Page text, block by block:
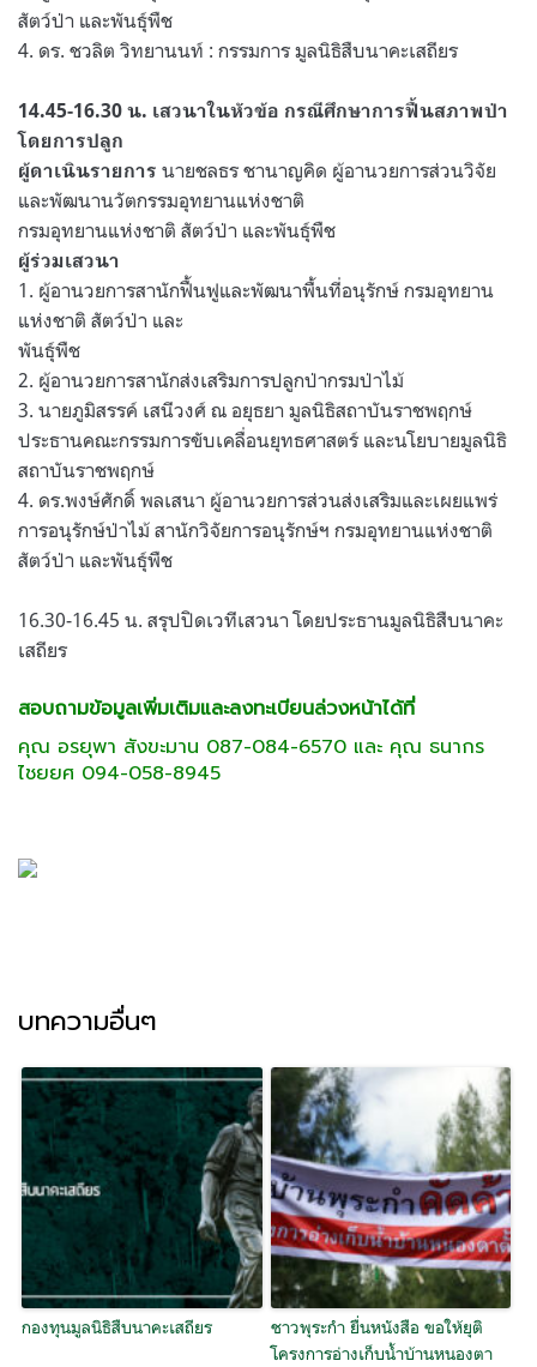
สัตว์ป่า และพันธุ์พืช
4. ดร. ชวลิต วิทยานนท์ : กรรมการ มูลนิธิสืบนาคะเสถียร
14.45-16.30 น. เสวนาในหัวข้อ กรณีศึกษาการฟื้นสภาพป่า
โดยการปลูก
ผู้ดาเนินรายการ นายชลธร ชานาญคิด ผู้อานวยการส่วนวิจัย
และพัฒนานวัตกรรมอุทยานแห่งชาติ
กรมอุทยานแห่งชาติ สัตว์ป่า และพันธุ์พืช
ผู้ร่วมเสวนา
1. ผู้อานวยการสานักฟื้นฟูและพัฒนาพื้นที่อนุรักษ์ กรมอุทยาน
แห่งชาติ สัตว์ป่า และ
พันธุ์พืช
2. ผู้อานวยการสานักส่งเสริมการปลูกป่ากรมป่าไม้
3. นายภูมิสรรค์ เสนีวงศ์ ณ อยุธยา มูลนิธิสถาบันราชพฤกษ์
ประธานคณะกรรมการขับเคลื่อนยุทธศาสตร์ และนโยบายมูลนิธิ
สถาบันราชพฤกษ์
4. ดร.พงษ์ศักดิ์ พลเสนา ผู้อานวยการส่วนส่งเสริมและเผยแพร่
การอนุรักษ์ป่าไม้ สานักวิจัยการอนุรักษ์ฯ กรมอุทยานแห่งชาติ
สัตว์ป่า และพันธุ์พืช
16.30-16.45 น. สรุปปิดเวทีเสวนา โดยประธานมูลนิธิสืบนาคะ
เสถียร
สอบถามข้อมูลเพิ่มเติมและลงทะเบียนล่วงหน้าได้ที่
คุณ อรยุพา สังขะมาน 087-084-6570 และ คุณ ธนากร
ไชยยศ 094-058-8945
บทความอื่นๆ
กองทุนมูลนิธิสืบนาคะเสถียร
ชาวพุระกำ ยื่นหนังสือ ขอให้ยุติ
โครงการอ่างเก็บน้ำบ้านหนองตา